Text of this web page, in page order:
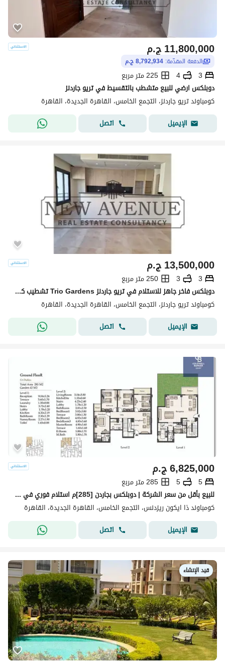
ج.م11,800,000
الدفعة المقدّمة: 8,792,934 ج.م
3
4
225 متر مربع
دوبلكس ارضي للبيع متشطب بالتقسيط في تريو جاردنز
كومباوند تريو جاردنز، التجمع الخامس، القاهرة الجديدة، القاهرة
الإيميل
اتصل
ج.م13,500,000
3
3
250 متر مربع
دوبلكس فاخر جاهز للاستلام في تريو جاردنز Trio Gardens تشطيب كامل، سمارت هوم، تكييفات مركزية وحديقة خاصة
كومباوند تريو جاردنز، التجمع الخامس، القاهرة الجديدة، القاهرة
الإيميل
اتصل
ج.م6,825,000
5
5
285 متر مربع
للبيع بأقل من سعر الشركة | دوبلكس بجاردن [285]م استلام فوري في كمبوند The Icon Gardens | التجمع الخامس بجوار AUC
كومباوند ذا ايكون ريزدنس، التجمع الخامس، القاهرة الجديدة، القاهرة
الإيميل
اتصل
قيد الإنشاء